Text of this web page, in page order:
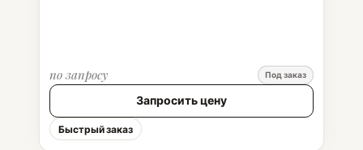
по запросу Под заказ
Запросить цену
Быстрый заказ